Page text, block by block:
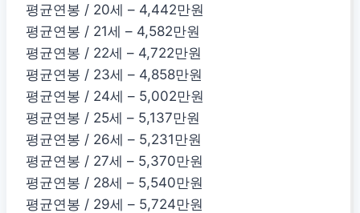
평균연봉 / 20세 – 4,442만원
평균연봉 / 21세 – 4,582만원
평균연봉 / 22세 – 4,722만원
평균연봉 / 23세 – 4,858만원
평균연봉 / 24세 – 5,002만원
평균연봉 / 25세 – 5,137만원
평균연봉 / 26세 – 5,231만원
평균연봉 / 27세 – 5,370만원
평균연봉 / 28세 – 5,540만원
평균연봉 / 29세 – 5,724만원